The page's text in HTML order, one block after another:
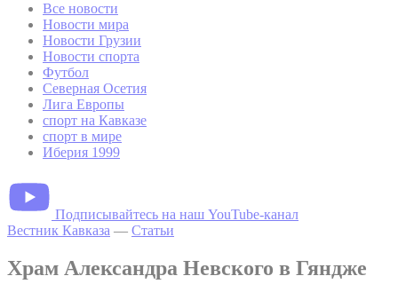
Все новости
Новости мира
Новости Грузии
Новости спорта
Футбол
Северная Осетия
Лига Европы
спорт на Кавказе
спорт в мире
Иберия 1999
Подписывайтесь на наш YouTube-канал
Вестник Кавказа — Статьи
Храм Александра Невского в Гяндже